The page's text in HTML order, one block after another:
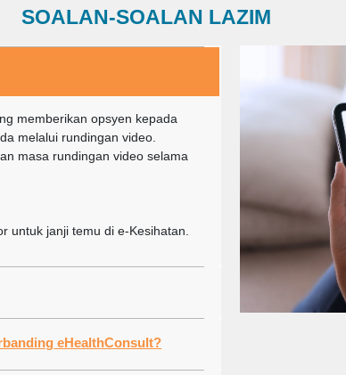
SOALAN-SOALAN LAZIM
memberikan opsyen kepada
melalui rundingan video.
masa rundingan video selama
untuk janji temu di e-Kesihatan.
temu janji di Hospital berbanding eHealthConsult?